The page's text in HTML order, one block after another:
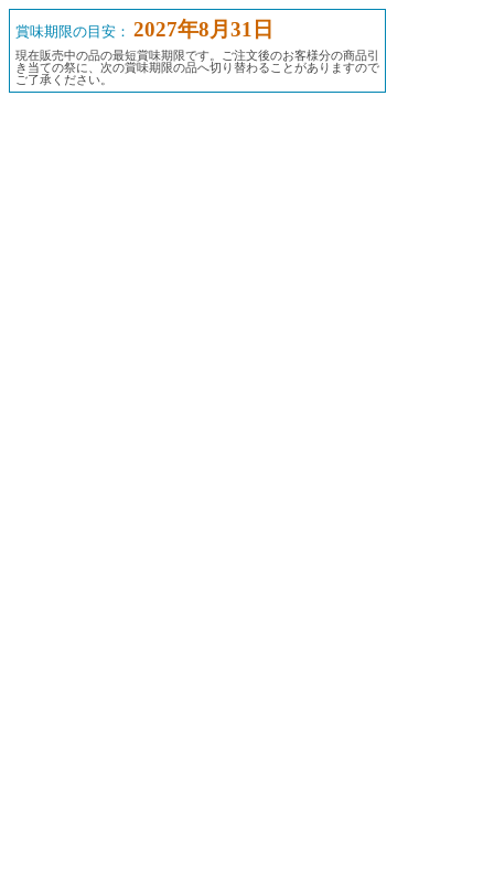
賞味期限の目安： 2027年8月31日
現在販売中の品の最短賞味期限です。ご注文後のお客様分の商品引
き当ての祭に、次の賞味期限の品へ切り替わることがありますので
ご了承ください。